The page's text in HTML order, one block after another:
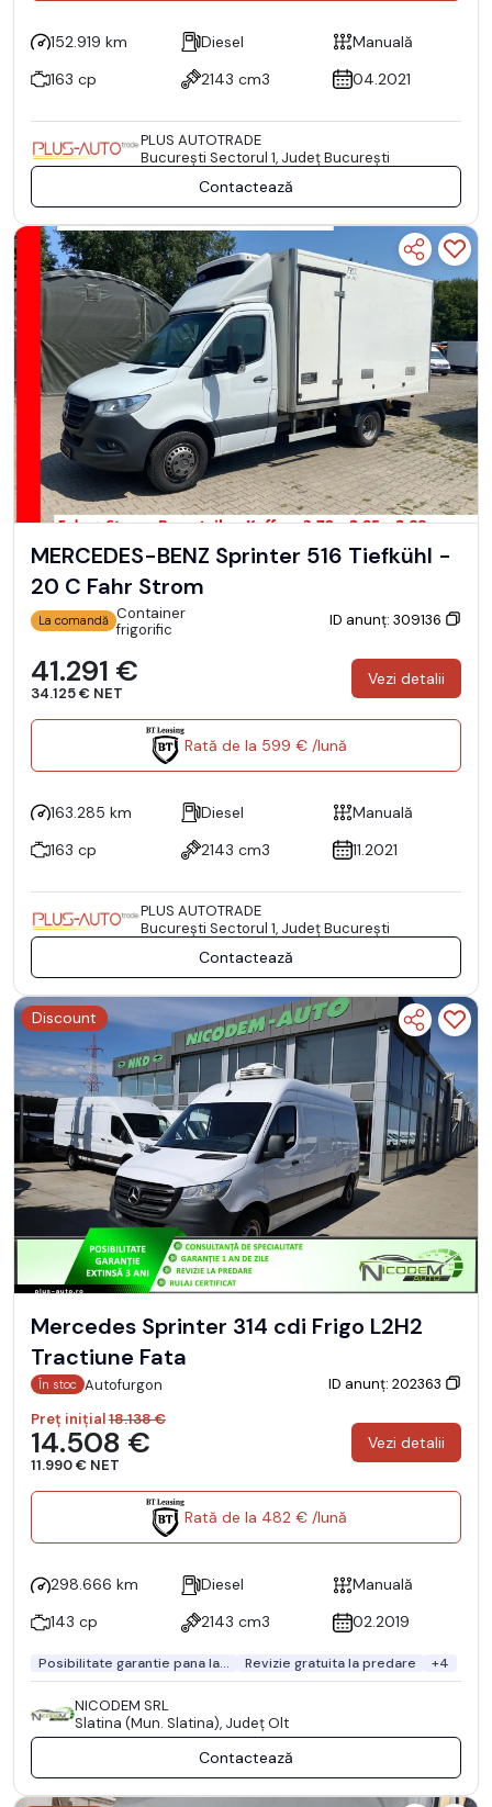
152.919 km Diesel
Manuală
163 cp
2143 cm3 04.2021
PLUS AUTOTRADE
Bucureşti Sectorul 1, Județ București
Contactează
MERCEDES-BENZ Sprinter 516 Tiefkühl -
20 C Fahr Strom
La comandă Container
frigorific
ID anunț: 309136
41.291 €
34.125 € NET
Vezi detalii
Rată de la 599 € /lună
163.285 km Diesel
Manuală
163 cp
2143 cm3 11.2021
PLUS AUTOTRADE
Bucureşti Sectorul 1, Județ București
Contactează
Discount
Mercedes Sprinter 314 cdi Frigo L2H2
Tractiune Fata
În stoc Autofurgon
ID anunț: 202363
Preț inițial18.138 €
14.508 €
11.990 € NET
Vezi detalii
Rată de la 482 € /lună
298.666 km Diesel
Manuală
143 cp
2143 cm3 02.2019
Posibilitate garantie pana la... Revizie gratuita la predare +4
NICODEM SRL
Slatina (Mun. Slatina), Județ Olt
Contactează